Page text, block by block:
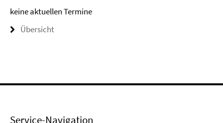
keine aktuellen Termine
Übersicht
Service-Navigation